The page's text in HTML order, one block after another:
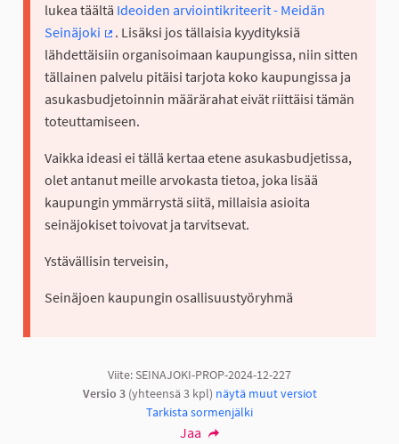
lukea täältä Ideoiden arviointikriteerit - Meidän
Seinäjoki
(Ulkoinen linkki)
. Lisäksi jos tällaisia kyydityksiä
lähdettäisiin organisoimaan kaupungissa, niin sitten
tällainen palvelu pitäisi tarjota koko kaupungissa ja
asukasbudjetoinnin määrärahat eivät riittäisi tämän
toteuttamiseen.
Vaikka ideasi ei tällä kertaa etene asukasbudjetissa,
olet antanut meille arvokasta tietoa, joka lisää
kaupungin ymmärrystä siitä, millaisia asioita
seinäjokiset toivovat ja tarvitsevat.
Ystävällisin terveisin,
Seinäjoen kaupungin osallisuustyöryhmä
Viite: SEINAJOKI-PROP-2024-12-227
Versio 3(yhteensä 3 kpl) näytä muut versiot
Tarkista sormenjälki
Jaa